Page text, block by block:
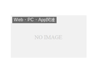
Web・PC・App関連